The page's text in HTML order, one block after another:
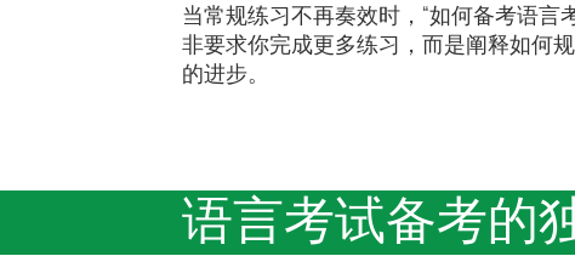
当常规练习不再奏效时，“如何备考语
非要求你完成更多练习，而是阐释如何
的进步。
语言考试备考的